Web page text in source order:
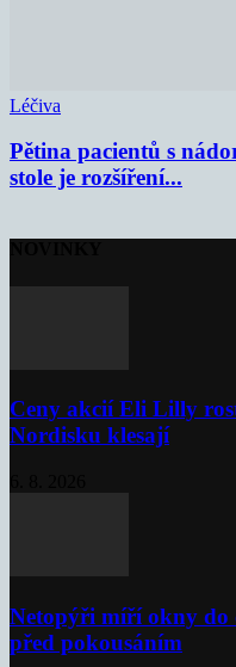
Léčiva
Pětina pacientů s
stole je rozšíření...
Ceny akcií Eli Lilly
Nordisku klesají
Netopýři míří okny do
před pokousáním